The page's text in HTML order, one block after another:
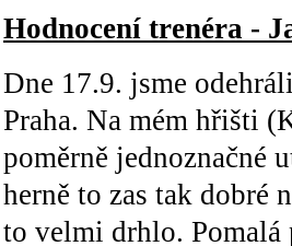
Hodnocení trenéra -
Dne 17.9. jsme
Praha. Na mém hřišti
poměrně jednoznačné
herně to zas tak dobré
to velmi drhlo. Pomalá